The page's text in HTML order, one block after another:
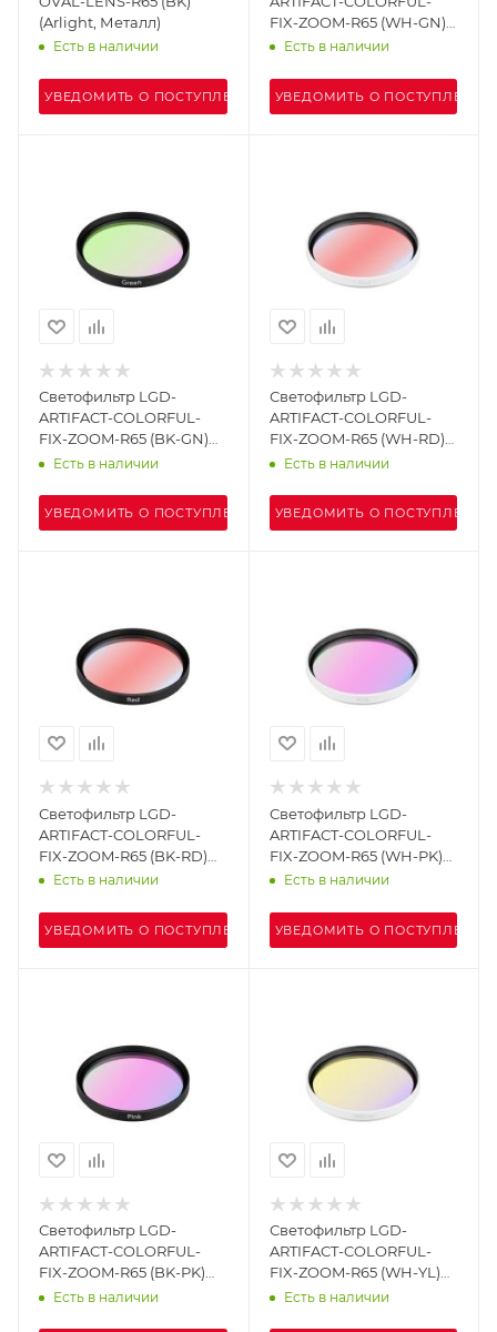
(Arlight, Металл)
Есть в наличии
УВЕДОМИТЬ О ПОСТУПЛЕНИИ
FIX-ZOOM-R65 (WH-GN)
(Arlight, Металл)
Есть в наличии
УВЕДОМИТЬ О ПОСТУПЛЕНИИ
Светофильтр LGD-
ARTIFACT-COLORFUL-
FIX-ZOOM-R65 (BK-GN)
(Arlight, Металл)
Есть в наличии
УВЕДОМИТЬ О ПОСТУПЛЕНИИ
Светофильтр LGD-
ARTIFACT-COLORFUL-
FIX-ZOOM-R65 (WH-RD)
(Arlight, Металл)
Есть в наличии
УВЕДОМИТЬ О ПОСТУПЛЕНИИ
Светофильтр LGD-
ARTIFACT-COLORFUL-
FIX-ZOOM-R65 (BK-RD)
(Arlight, Металл)
Есть в наличии
УВЕДОМИТЬ О ПОСТУПЛЕНИИ
Светофильтр LGD-
ARTIFACT-COLORFUL-
FIX-ZOOM-R65 (WH-PK)
(Arlight, Металл)
Есть в наличии
УВЕДОМИТЬ О ПОСТУПЛЕНИИ
Светофильтр LGD-
ARTIFACT-COLORFUL-
FIX-ZOOM-R65 (BK-PK)
(Arlight, Металл)
Есть в наличии
Светофильтр LGD-
ARTIFACT-COLORFUL-
FIX-ZOOM-R65 (WH-YL)
(Arlight, Металл)
Есть в наличии